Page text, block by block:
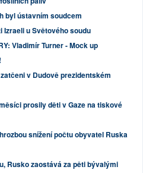
byl ústavním soudcem
Izraeli u Světového soudu
Vladimír Turner - Mock up
v Dudově prezidentském
prosily děti v Gaze na tiskové
snížení počtu obyvatel Ruska
Rusko zaostává za pěti bývalými